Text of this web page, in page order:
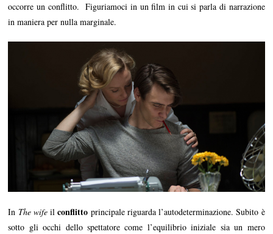
occorre un conflitto. Figuriamoci in un film in cui si parla di narrazione
in maniera per nulla marginale.
In The wifeilconflitto principale riguarda l’autodeterminazione. Subito è
sotto gli occhi dello spettatore come l’equilibrio iniziale sia un mero